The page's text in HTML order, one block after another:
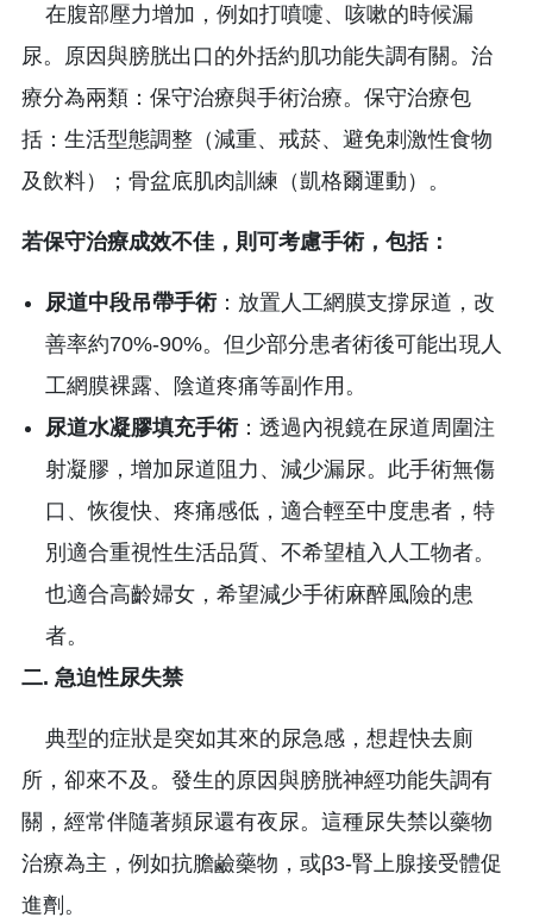
在腹部壓力增加，例如打噴嚏、咳嗽的時候漏
尿。原因與膀胱出口的外括約肌功能失調有關。治
療分為兩類：保守治療與手術治療。保守治療包
括：生活型態調整（減重、戒菸、避免刺激性食物
及飲料）；骨盆底肌肉訓練（凱格爾運動）。
若保守治療成效不佳，則可考慮手術，包括：
尿道中段吊帶手術：放置人工網膜支撐尿道，改
善率約70%-90%。但少部分患者術後可能出現人
工網膜裸露、陰道疼痛等副作用。
尿道水凝膠填充手術：透過內視鏡在尿道周圍注
射凝膠，增加尿道阻力、減少漏尿。此手術無傷
口、恢復快、疼痛感低，適合輕至中度患者，特
別適合重視性生活品質、不希望植入人工物者。
也適合高齡婦女，希望減少手術麻醉風險的患
者。
二. 急迫性尿失禁
典型的症狀是突如其來的尿急感，想趕快去廁
所，卻來不及。發生的原因與膀胱神經功能失調有
關，經常伴隨著頻尿還有夜尿。這種尿失禁以藥物
治療為主，例如抗膽鹼藥物，或β3-腎上腺接受體促
進劑。